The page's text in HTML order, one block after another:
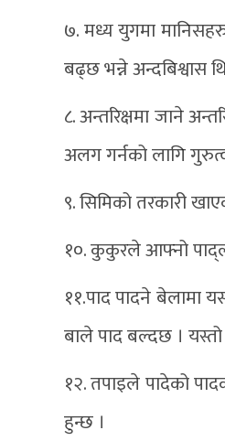
७. मध्य युगमा
बढ्छ भन्ने अन्दबिश्वास
८. अन्तरिक्षमा जाने
अलग गर्नको लागि
९. सिमिको तरकारी
१०. कुकुरले आफ्नो
११.पाद पादने बेलामा
बाले पाद बल्दछ ।
१२. तपाइले पादेको
हुन्छ ।